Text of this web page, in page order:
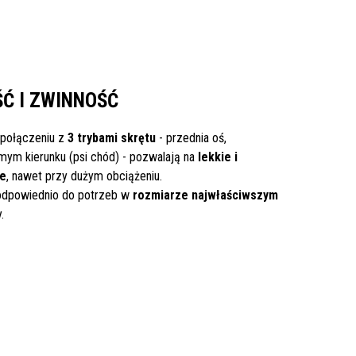
I ZWINNOŚĆ
z 3 trybami skrętu- przednia oś,
kierunku (psi chód) - pozwalają na lekkie i
, nawet przy dużym obciążeniu.
do potrzeb w rozmiarze najwłaściwszym